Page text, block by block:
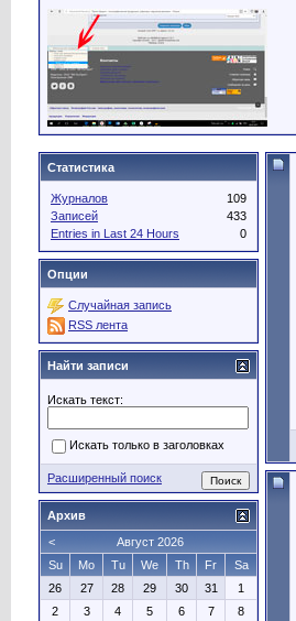
Статистика
Журналов
109
Записей
433
Entries in Last 24 Hours
0
Опции
Случайная запись
RSS лента
Найти записи
Искать текст:
Искать только в заголовках
Расширенный поиск
Архив
<
Август 2026
Su
Mo Tu We Th Fr
Sa
26
27 28 29 30 31
1
2
3 4 5 6 7
8